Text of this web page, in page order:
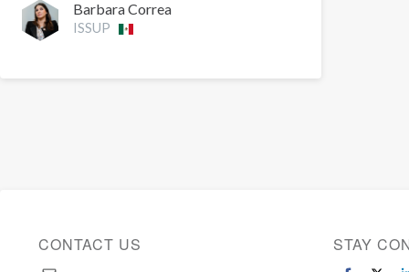
Barbara Correa
ISSUP
CONTACT US STAY